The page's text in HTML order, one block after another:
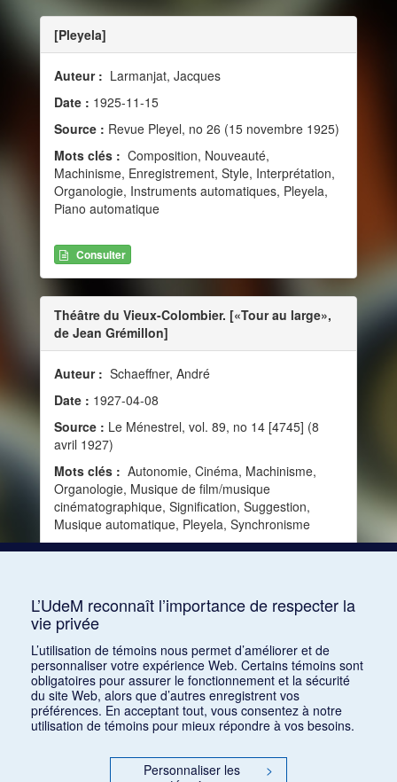
[Pleyela]
Auteur : Larmanjat, Jacques
Date : 1925-11-15
Source : Revue Pleyel, no 26 (15 novembre 1925)
Mots clés : Composition, Nouveauté,
Machinisme, Enregistrement, Style, Interprétation,
Organologie, Instruments automatiques, Pleyela,
Piano automatique
Consulter
Théâtre du Vieux-Colombier. [«Tour au large»,
de Jean Grémillon]
Auteur : Schaeffner, André
Date : 1927-04-08
Source : Le Ménestrel, vol. 89, no 14 [4745] (8
avril 1927)
Mots clés : Autonomie, Cinéma, Machinisme,
Organologie, Musique de film/musique
cinématographique, Signification, Suggestion,
Musique automatique, Pleyela, Synchronisme
1 2 3
L’UdeM reconnaît l’importance de respecter la
vie privée
L’utilisation de témoins nous permet d’améliorer et de
personnaliser votre expérience Web. Certains témoins sont
obligatoires pour assurer le fonctionnement et la sécurité
du site Web, alors que d’autres enregistrent vos
préférences. En acceptant tout, vous consentez à notre
utilisation de témoins pour mieux répondre à vos besoins.
Personnaliser les
>